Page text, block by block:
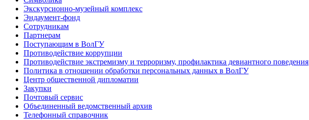
Экскурсионно-музейный комплекс
Эндаумент-фонд
Сотрудникам
Партнерам
Поступающим в ВолГУ
Противодействие коррупции
Противодействие экстремизму и терроризму, профилактика девиантного поведения
Политика в отношении обработки персональных данных в ВолГУ
Центр общественной дипломатии
Закупки
Почтовый сервис
Объединенный ведомственный архив
Телефонный справочник